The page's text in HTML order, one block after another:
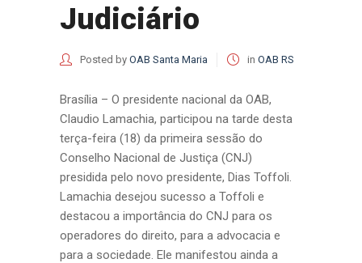
Judiciário
Posted by OAB Santa Maria in OAB RS
Brasília – O presidente nacional da OAB,
Claudio Lamachia, participou na tarde desta
terça-feira (18) da primeira sessão do
Conselho Nacional de Justiça (CNJ)
presidida pelo novo presidente, Dias Toffoli.
Lamachia desejou sucesso a Toffoli e
destacou a importância do CNJ para os
operadores do direito, para a advocacia e
para a sociedade. Ele manifestou ainda a